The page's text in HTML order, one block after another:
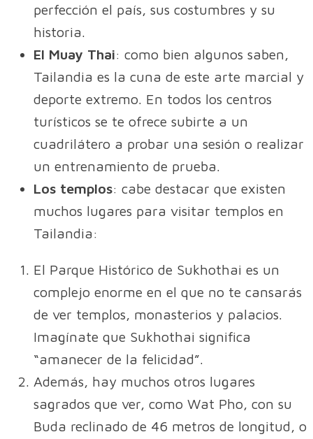
perfección el país, sus costumbres y su
historia.
El Muay Thai: como bien algunos saben,
Tailandia es la cuna de este arte marcial y
deporte extremo. En todos los centros
turísticos se te ofrece subirte a un
cuadrilátero a probar una sesión o realizar
un entrenamiento de prueba.
Los templos: cabe destacar que existen
muchos lugares para visitar templos en
Tailandia:
El Parque Histórico de Sukhothai es un
complejo enorme en el que no te cansarás
de ver templos, monasterios y palacios.
Imagínate que Sukhothai significa
“amanecer de la felicidad”.
Además, hay muchos otros lugares
sagrados que ver, como Wat Pho, con su
Buda reclinado de 46 metros de longitud, o